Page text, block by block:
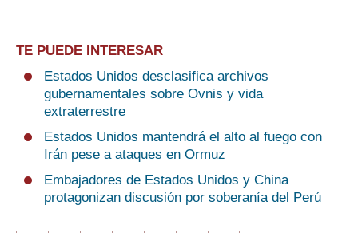
TE PUEDE INTERESAR
Estados Unidos desclasifica archivos
gubernamentales sobre Ovnis y vida
extraterrestre
Estados Unidos mantendrá el alto al fuego con
Irán pese a ataques en Ormuz
Embajadores de Estados Unidos y China
protagonizan discusión por soberanía del Perú